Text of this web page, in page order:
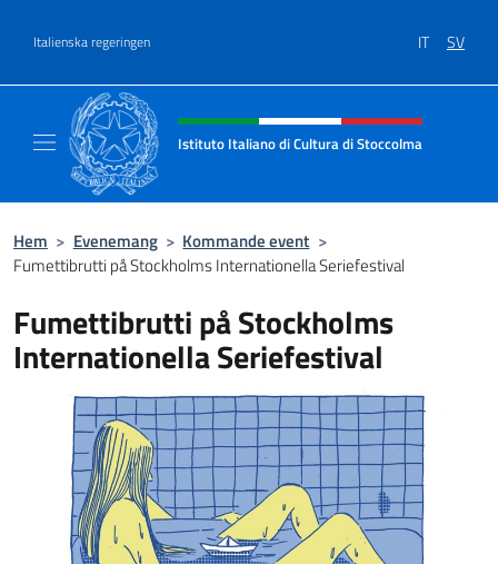
Italienska regeringen IT SV
Header, social and menu of site
Istituto Italiano di Cultura di Stoccolma
Hem > Evenemang > Kommande event >
Fumettibrutti på Stockholms Internationella Seriefestival
Fumettibrutti på Stockholms
Internationella Seriefestival